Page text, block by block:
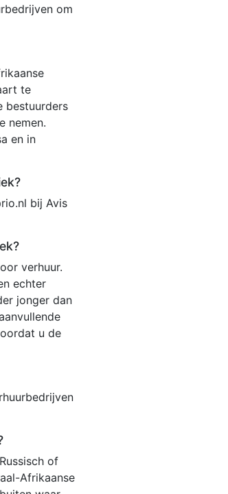
om
te
bestuurders
nemen.
en in
bij Avis
verhuur.
echter
jonger dan
u de
of
Afrikaanse